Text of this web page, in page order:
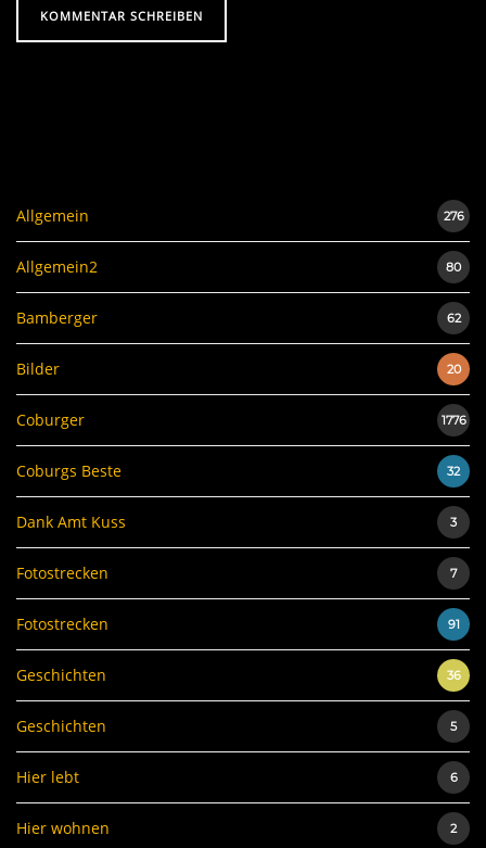
Allgemein 276
Allgemein2 80
Bamberger 62
Bilder 20
Coburger 1776
Coburgs Beste 32
Dank Amt Kuss 3
Fotostrecken 7
Fotostrecken 91
Geschichten 36
Geschichten 5
Hier lebt 6
Hier wohnen 2